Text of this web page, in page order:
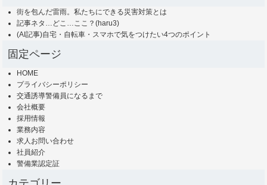
街を包んだ雷雨。私たちにできる災害対策とは
記事ネタ…どこ…ここ？(haru3)
(AI記事)自宅・自転車・スマホで気をつけたい4つのポイント
固定ページ
HOME
プライバシーポリシー
交通誘導警備員になるまで
会社概要
採用情報
業務内容
求人お問い合わせ
社員紹介
警備業認定証